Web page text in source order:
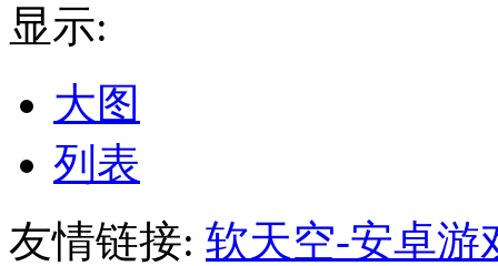
显示:
大图
列表
友情链接: 软天空-安卓游